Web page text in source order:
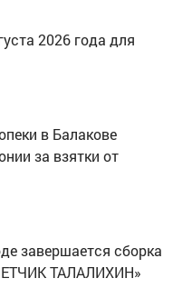
2026 года для
в Балакове
за взятки от
завершается сборка
ТАЛАЛИХИН»